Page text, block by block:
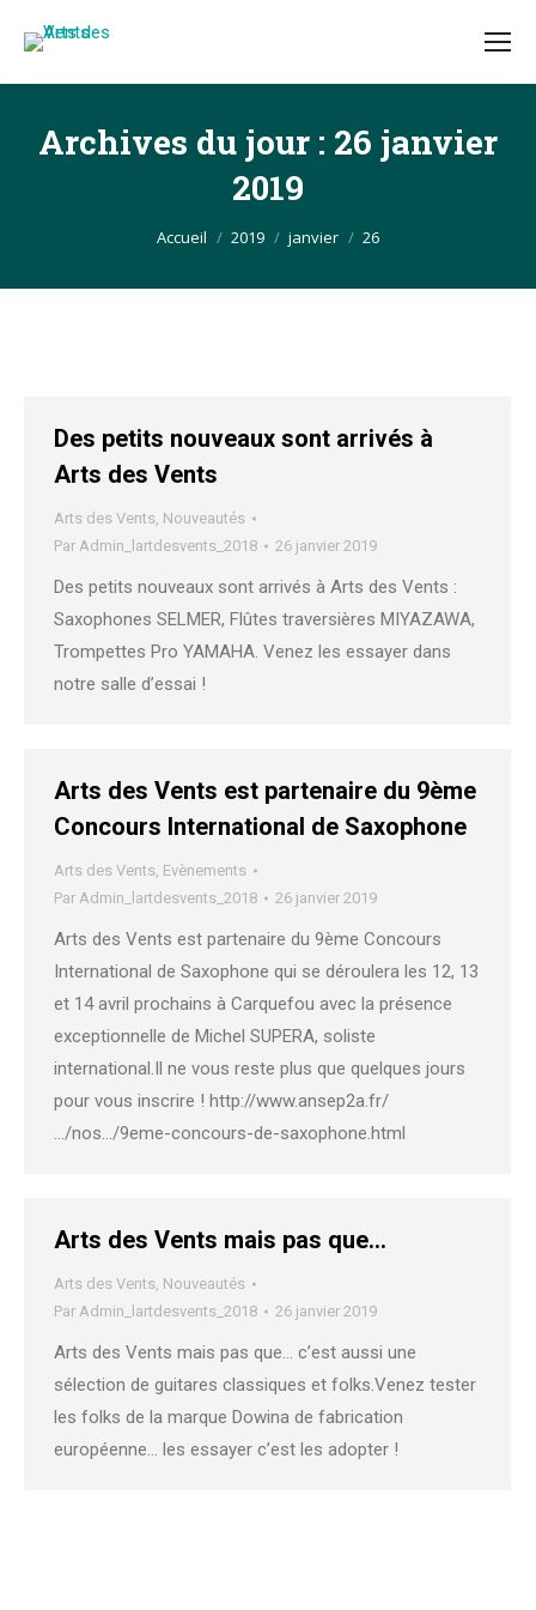
Archives du jour : 26 janvier
2019
Vous êtes ici :
Accueil 2019 janvier 26
Des petits nouveaux sont arrivés à
Arts des Vents
Arts des Vents, Nouveautés
Par Admin_lartdesvents_2018 26 janvier 2019
Des petits nouveaux sont arrivés à Arts des Vents :
Saxophones SELMER, Flûtes traversières MIYAZAWA,
Trompettes Pro YAMAHA. Venez les essayer dans
notre salle d’essai !
Arts des Vents est partenaire du 9ème
Concours International de Saxophone
Arts des Vents, Evènements
Par Admin_lartdesvents_2018 26 janvier 2019
Arts des Vents est partenaire du 9ème Concours
International de Saxophone qui se déroulera les 12, 13
et 14 avril prochains à Carquefou avec la présence
exceptionnelle de Michel SUPERA, soliste
international.Il ne vous reste plus que quelques jours
pour vous inscrire ! http://www.ansep2a.fr/
…/nos…/9eme-concours-de-saxophone.html
Arts des Vents mais pas que…
Arts des Vents, Nouveautés
Par Admin_lartdesvents_2018 26 janvier 2019
Arts des Vents mais pas que… c’est aussi une
sélection de guitares classiques et folks.Venez tester
les folks de la marque Dowina de fabrication
européenne… les essayer c’est les adopter !